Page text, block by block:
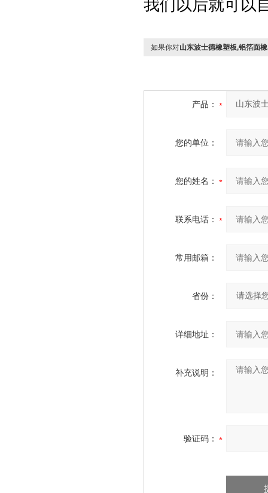
我们以后就可以
如果你对山东波士德橡塑板,铝箔面
产品：
您的单位：
您的姓名：
联系电话：
常用邮箱：
省份：
详细地址：
补充说明：
验证码：